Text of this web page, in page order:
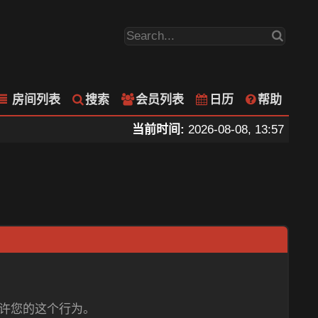
房间列表 搜索 会员列表 日历 帮助
当前时间: 2026-08-08, 13:57
您的这个行为。